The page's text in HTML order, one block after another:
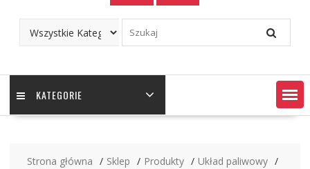
KATEGORIE
Strona główna Sklep Produkty
Układ paliwowy